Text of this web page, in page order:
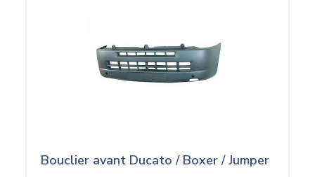
Bouclier avant Ducato / Boxer / Jumper